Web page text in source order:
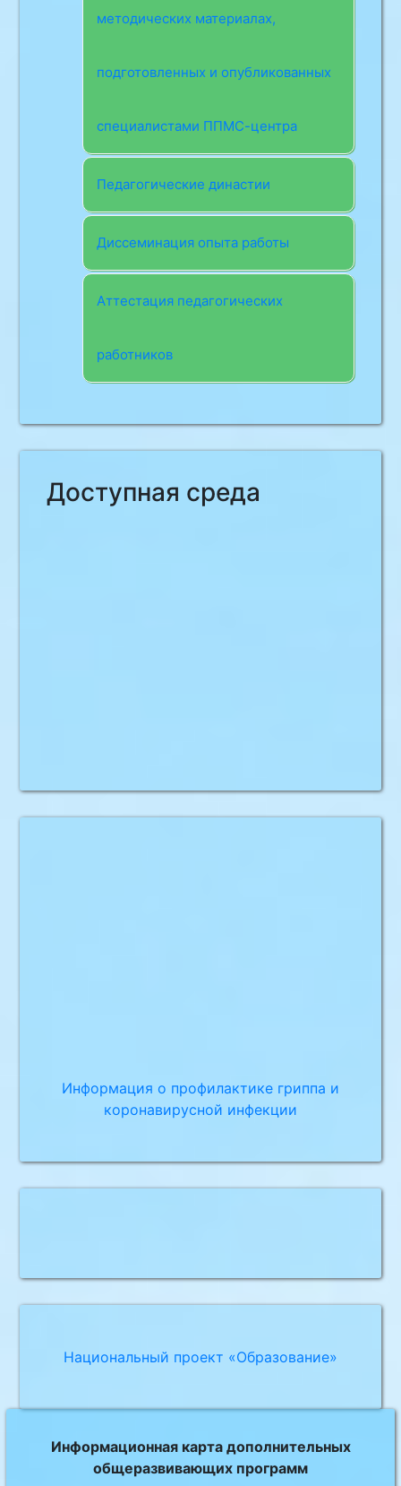
методических материалах,
подготовленных и опубликованных
специалистами ППМС-центра
Педагогические династии
Диссеминация опыта работы
Аттестация педагогических
работников
Доступная среда
Информация о профилактике гриппа и
коронавирусной инфекции
Национальный проект «Образование»
Информационная карта дополнительных
общеразвивающих программ